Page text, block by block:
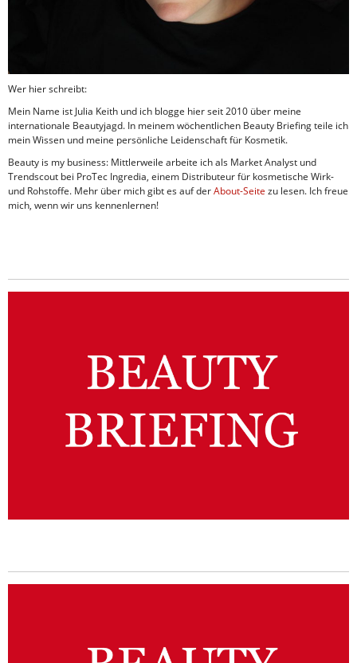
Wer hier schreibt:
Mein Name ist Julia Keith und ich blogge hier seit 2010 über meine
internationale Beautyjagd. In meinem wöchentlichen Beauty Briefing teile ich
mein Wissen und meine persönliche Leidenschaft für Kosmetik.
Beauty is my business: Mittlerweile arbeite ich als Market Analyst und
Trendscout bei ProTec Ingredia, einem Distributeur für kosmetische Wirk-
und Rohstoffe. Mehr über mich gibt es auf derAbout-Seite zu lesen. Ich freue
mich, wenn wir uns kennenlernen!